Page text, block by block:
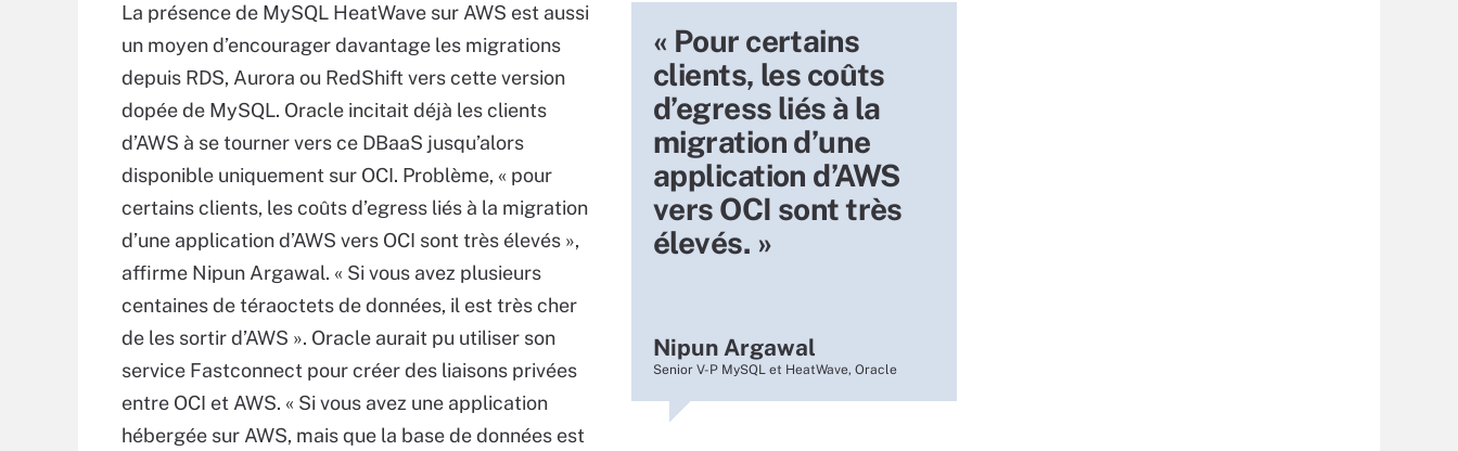
« Pour certains
clients, les coûts
d’egress liés à la
migration d’une
application d’AWS
vers OCI sont très
élevés. »
Nipun Argawal
Senior V-P MySQL et HeatWave, Oracle
La présence de MySQL HeatWave sur AWS est aussi
un moyen d’encourager davantage les migrations
depuis RDS, Aurora ou RedShift vers cette version
dopée de MySQL. Oracle incitait déjà les clients
d’AWS à se tourner vers ce DBaaS jusqu’alors
disponible uniquement sur OCI. Problème, « pour
certains clients, les coûts d’egress liés à la migration
d’une application d’AWS vers OCI sont très élevés »,
affirme Nipun Argawal. « Si vous avez plusieurs
centaines de téraoctets de données, il est très cher
de les sortir d’AWS ». Oracle aurait pu utiliser son
service Fastconnect pour créer des liaisons privées
entre OCI et AWS. « Si vous avez une application
hébergée sur AWS, mais que la base de données est